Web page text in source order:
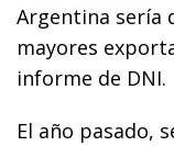
Argentina sería
mayores
informe de DNI.
El año pasado,